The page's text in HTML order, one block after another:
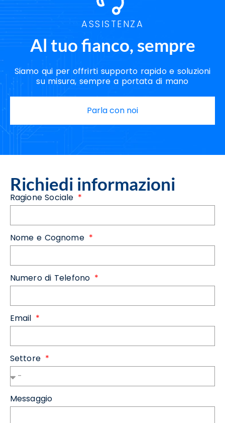
ASSISTENZA
Al tuo fianco, sempre
Siamo qui per offrirti supporto rapido e soluzioni
su misura, sempre a portata di mano
Parla con noi
Richiedi informazioni
Ragione Sociale
Nome e Cognome
Numero di Telefono
Email
Settore
Messaggio